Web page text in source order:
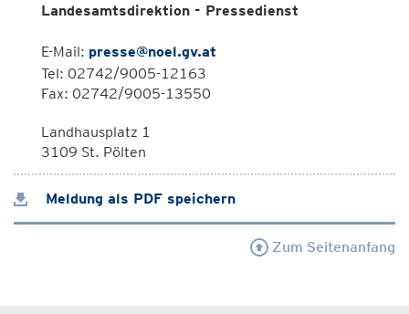
Landesamtsdirektion - Pressedienst
E-Mail: presse@noel.gv.at
Tel: 02742/9005-12163
Fax: 02742/9005-13550
Landhausplatz 1
3109 St. Pölten
Meldung als PDF speichern
Zum Seitenanfang